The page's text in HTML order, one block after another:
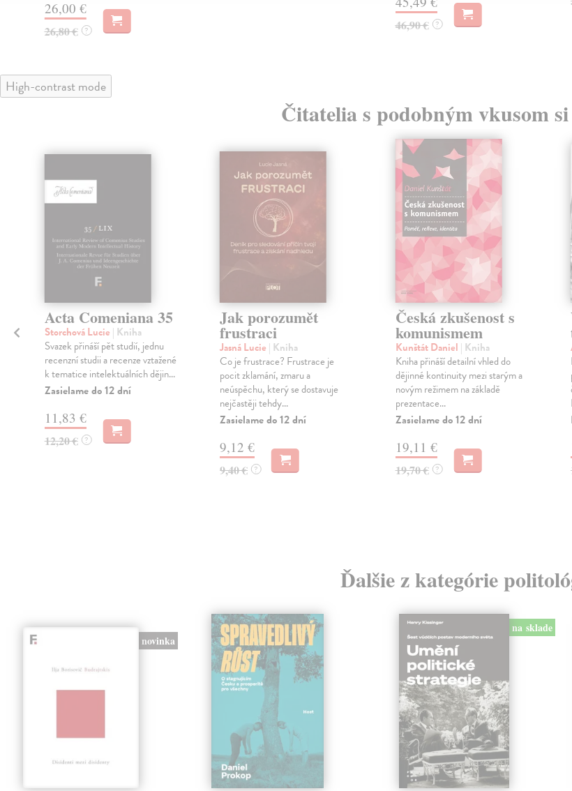
26,00 €
26,80 € ? 46,90 € ?
High-contrast mode
Čitatelia s podobným vkusom
Acta Comeniana 35
Storchová Lucie | Kniha
Svazek přináší pět studií, jednu
recenzní studii a recenze vztažené
k tematice intelektuálních dějin...
Zasielame do 12 dní
11,83 €
12,20 € ?
Jak porozumět
frustraci
Jasná Lucie | Kniha
Co je frustrace? Frustrace je
pocit zklamání, zmaru a
neúspěchu, který se dostavuje
nejčastěji tehdy...
Zasielame do 12 dní
9,12 €
9,40 € ?
Česká zkušenost s
komunismem
Kunštát Daniel | Kniha
Kniha přináší detailní vhled do
dějinné kontinuity mezi starým a
novým režimem na základě
prezentace...
Zasielame do 12 dní
19,11 €
19,70 € ?
Ďalšie z kategórie
novinka
na sklade